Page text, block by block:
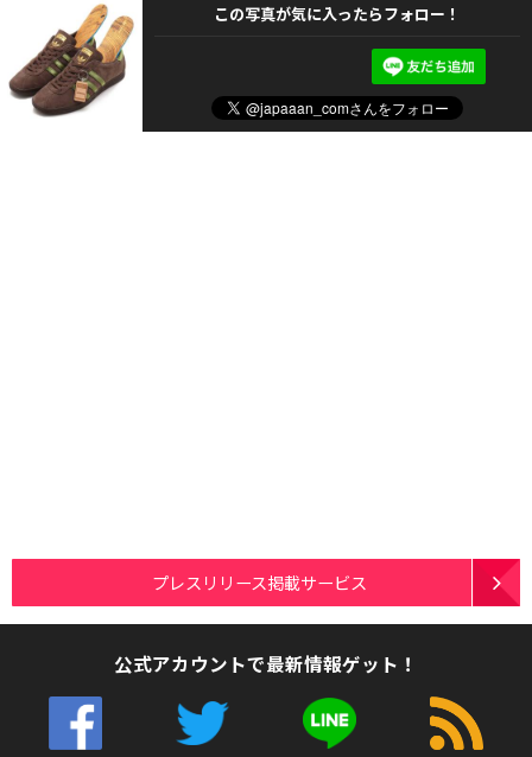
この写真が気に入ったらフォロー！
プレスリリース掲載サービス
公式アカウントで最新情報ゲット！